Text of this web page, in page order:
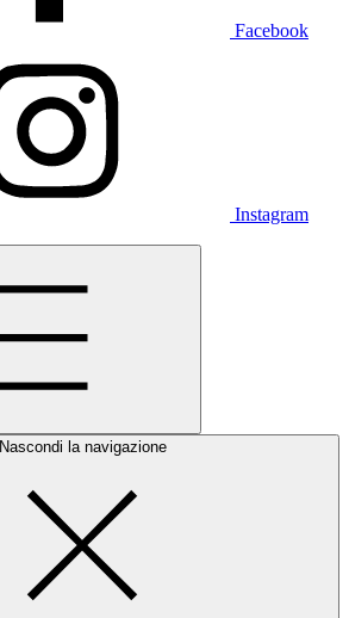
Facebook
Instagram
Nascondi la navigazione